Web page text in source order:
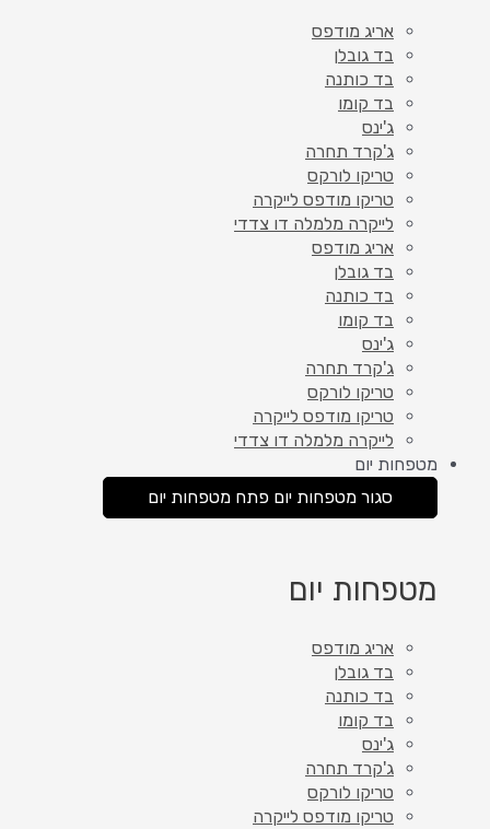
אריג מודפס
בד גובלן
בד כותנה
בד קומו
ג'ינס
ג'קרד תחרה
טריקו לורקס
טריקו מודפס לייקרה
לייקרה מלמלה דו צדדי
אריג מודפס
בד גובלן
בד כותנה
בד קומו
ג'ינס
ג'קרד תחרה
טריקו לורקס
טריקו מודפס לייקרה
לייקרה מלמלה דו צדדי
מטפחות יום
סגור מטפחות יום פתח מטפחות יום
מטפחות יום
אריג מודפס
בד גובלן
בד כותנה
בד קומו
ג'ינס
ג'קרד תחרה
טריקו לורקס
טריקו מודפס לייקרה